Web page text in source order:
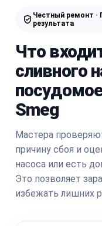
Честный ремонт ·
результата
Что
сливного
Smeg
Мастера
причину сбоя и
насоса или есть
Это позволяет
избежать лишних